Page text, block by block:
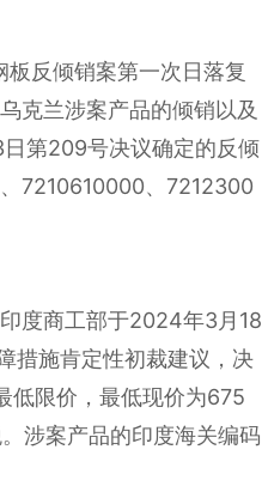
反倾销案第一次日落复
克兰涉案产品的倾销以及
第209号决议确定的反倾
7210610000、7212300
度商工部于2024年3月18
措施肯定性初裁建议，决
低限价，最低现价为675
涉案产品的印度海关编码